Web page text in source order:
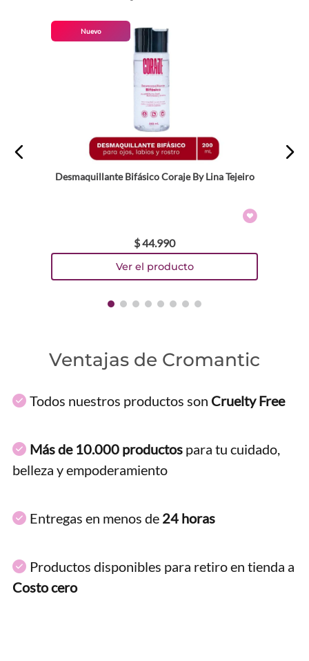
Nuevo
Desmaquillante Bifásico Coraje By Lina Tejeiro
$44.990
Ventajas de Cromantic
Todos nuestros productos son Cruelty Free
Más de 10.000 productos para tu cuidado,
belleza y empoderamiento
Entregas en menos de 24 horas
Productos disponibles para retiro en tienda a
Costo cero